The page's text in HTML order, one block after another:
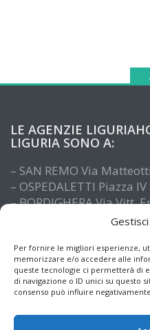
Per fornire le migliori esperienze,
memorizzare e/o accedere alle
queste tecnologie ci permetterà di
di navigazione o ID unici su questo
consenso può influire
LE AGENZIE
LIGURIA SONO A:
– SAN REMO Via
– OSPEDALETTI Piazza
– BORDIGHERA Via Vitt.
– IMPERIA Piazza De
– ALASSIO Via XX